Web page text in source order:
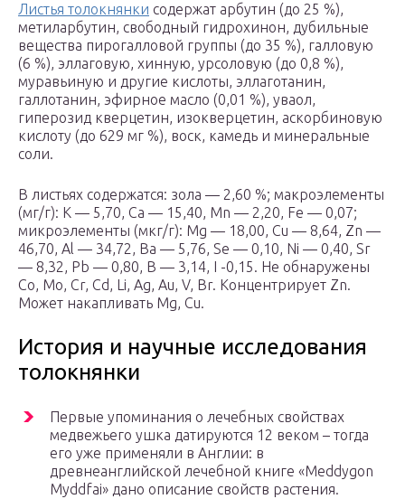
Листья толокнянки содержат арбутин (до 25 %),
метиларбутин, свободный гидрохинон, дубильные
вещества пирогалловой группы (до 35 %), галловую
(6 %), эллаговую, хинную, урсоловую (до 0,8 %),
муравьиную и другие кислоты, эллаготанин,
галлотанин, эфирное масло (0,01 %), уваол,
гиперозид кверцетин, изокверцетин, аскорбиновую
кислоту (до 629 мг %), воск, камедь и минеральные
соли.
В листьях содержатся: зола — 2,60 %; макроэлементы
(мг/г): К — 5,70, Ca — 15,40, Mn — 2,20, Fe — 0,07;
микроэлементы (мкг/г): Мg — 18,00, Cu — 8,64, Zn —
46,70, Al — 34,72, Ва — 5,76, Se — 0,10, Ni — 0,40, Sr
— 8,32, Pb — 0,80, В — 3,14, I -0,15. He обнаружены
Co, Mo, Cr, Cd, Li, Ag, Au, V, Br. Концентрирует Zn.
Может накапливать Мg, Cu.
История и научные исследования
толокнянки
Первые упоминания о лечебных свойствах
медвежьего ушка датируются 12 веком – тогда
его уже применяли в Англии: в
древнеанглийской лечебной книге «Meddygon
Myddfai» дано описание свойств растения.